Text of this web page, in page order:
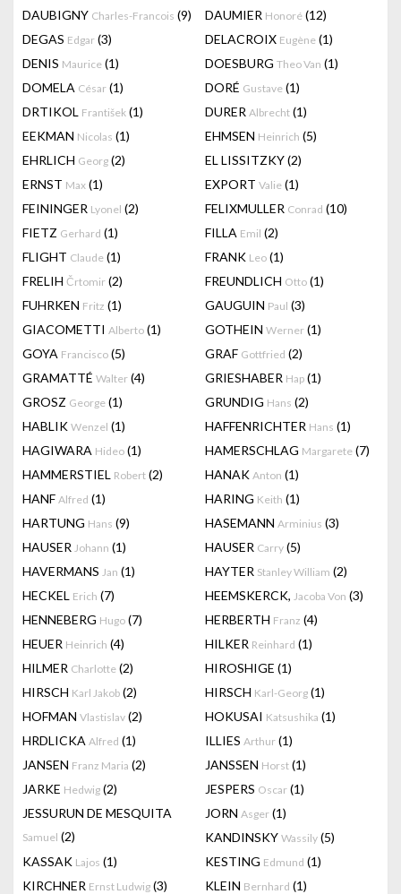
DAUBIGNY Charles-Francois (9) DAUMIER Honoré (12)
DEGAS Edgar (3) DELACROIX Eugène (1)
DENIS Maurice (1) DOESBURG Theo Van (1)
DOMELA César (1) DORÉ Gustave (1)
DRTIKOL František (1) DURER Albrecht (1)
EEKMAN Nicolas (1) EHMSEN Heinrich (5)
EHRLICH Georg (2) EL LISSITZKY(2)
ERNST Max (1) EXPORT Valie (1)
FEININGER Lyonel (2) FELIXMULLER Conrad (10)
FIETZ Gerhard (1) FILLA Emil (2)
FLIGHT Claude (1) FRANK Leo (1)
FRELIH Črtomir (2) FREUNDLICH Otto (1)
FUHRKEN Fritz (1) GAUGUIN Paul (3)
GIACOMETTI Alberto (1) GOTHEIN Werner (1)
GOYA Francisco (5) GRAF Gottfried (2)
GRAMATTÉ Walter (4) GRIESHABER Hap (1)
GROSZ George (1) GRUNDIG Hans (2)
HABLIK Wenzel (1) HAFFENRICHTER Hans (1)
HAGIWARA Hideo (1) HAMERSCHLAG Margarete (7)
HAMMERSTIEL Robert (2) HANAK Anton (1)
HANF Alfred (1) HARING Keith (1)
HARTUNG Hans (9) HASEMANN Arminius (3)
HAUSER Johann (1) HAUSER Carry (5)
HAVERMANS Jan (1) HAYTER Stanley William (2)
HECKEL Erich (7) HEEMSKERCK, Jacoba Von (3)
HENNEBERG Hugo (7) HERBERTH Franz (4)
HEUER Heinrich (4) HILKER Reinhard (1)
HILMER Charlotte (2) HIROSHIGE (1)
HIRSCH Karl Jakob (2) HIRSCH Karl-Georg (1)
HOFMAN Vlastislav (2) HOKUSAI Katsushika (1)
HRDLICKA Alfred (1) ILLIES Arthur (1)
JANSEN Franz Maria (2) JANSSEN Horst (1)
JARKE Hedwig (2) JESPERS Oscar (1)
JESSURUN DE MESQUITA
Samuel (2)
JORN Asger (1)
KANDINSKY Wassily (5)
KASSAK Lajos (1) KESTING Edmund (1)
KIRCHNER Ernst Ludwig (3) KLEIN Bernhard (1)